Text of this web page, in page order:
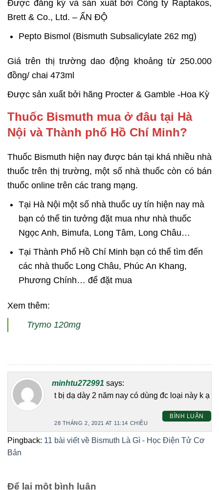
Được đăng ký và sản xuất bởi Công ty Raptakos,
Brett & Co., Ltd. – ẤN ĐỘ
Pepto Bismol (Bismuth Subsalicylate 262 mg)
Giá trên thị trường dao động khoảng từ 250.000
đồng/ chai 473ml
Được sản xuất bởi hãng Procter & Gamble -Hoa Kỳ
Thuốc Bismuth mua ở đâu tại Hà
Nội và Thành phố Hồ Chí Minh?
Thuốc Bismuth hiện nay được bán tại khá nhiều nhà
thuốc trên thị trường, một số nhà thuốc còn có bán
thuốc online trên các trang mạng.
Tại Hà Nội một số nhà thuốc uy tín hiện nay mà
bạn có thể tin tưởng đặt mua như nhà thuốc
Ngọc Anh, Bimufa, Long Tâm, Long Châu…
Tại Thành Phố Hồ Chí Minh bạn có thể tìm đến
các nhà thuốc Long Châu, Phúc An Khang,
Phương Chính… để đặt mua
Xem thêm:
Trymo 120mg
minhtu272991 says:
t bị dạ dày 2 năm nay có dùng đc loại này k ạ
28 THÁNG 2, 2021 AT 11:14 CHIỀU
BÌNH LUẬN
Pingback: 11 bài viết về Bismuth Là Gì - Học Điện Tử Cơ
Bản
Để lại một bình luận